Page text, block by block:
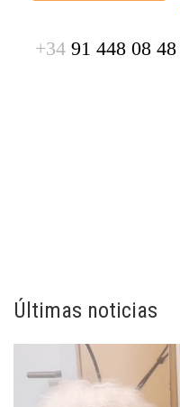
+34 91 448 08 48
Últimas noticias